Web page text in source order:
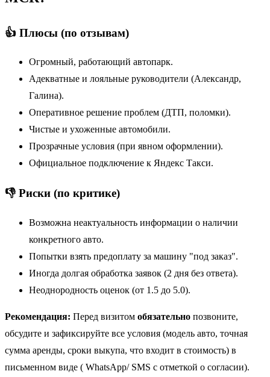
👍 Плюсы (по отзывам)
Огромный, работающий автопарк.
Адекватные и лояльные руководители (Александр,
Галина).
Оперативное решение проблем (ДТП, поломки).
Чистые и ухоженные автомобили.
Прозрачные условия (при явном оформлении).
Официальное подключение к Яндекс Такси.
👎 Риски (по критике)
Возможна неактуальность информации о наличии
конкретного авто.
Попытки взять предоплату за машину "под заказ".
Иногда долгая обработка заявок (2 дня без ответа).
Неоднородность оценок (от 1.5 до 5.0).
Рекомендация: Перед визитом обязательно позвоните,
обсудите и зафиксируйте все условия (модель авто, точная
сумма аренды, сроки выкупа, что входит в стоимость) в
письменном виде ( WhatsApp/ SMS с отметкой о согласии).